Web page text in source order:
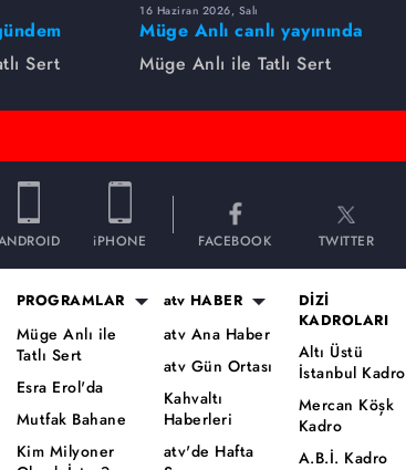
ve
şoke
Sert
16 Haziran 2026, Salı
Müge Anlı canlı yayınında
dikkat çeken gelişmeler
yaşandı. Kayıp,
Müge Anlı ile Tatlı Sert
iPHONE FACEBOOK TWITTER
PROGRAMLAR
Müge Anlı ile
Tatlı Sert
Esra Erol'da
Mutfak Bahane
Kim Milyoner
atv HABER
atv Ana Haber
atv Gün Ortası
Kahvaltı
Haberleri
atv'de Hafta
DİZİ
KADROLARI
Altı Üstü
İstanbul Kadro
Mercan Köşk
Kadro
A.B.İ. Kadro